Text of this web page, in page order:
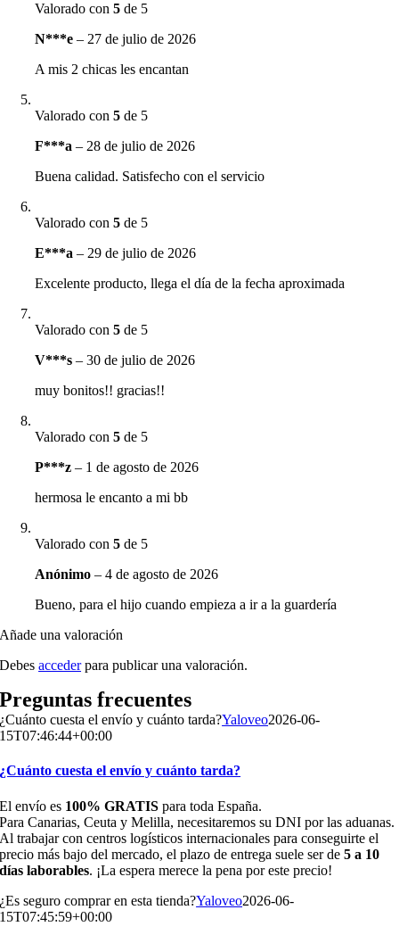
Valorado con5 de 5
N***e– 27 de julio de 2026
A mis 2 chicas les encantan
Valorado con5 de 5
F***a– 28 de julio de 2026
Buena calidad. Satisfecho con el servicio
Valorado con5 de 5
E***a– 29 de julio de 2026
Excelente producto, llega el día de la fecha aproximada
Valorado con5 de 5
V***s– 30 de julio de 2026
muy bonitos!! gracias!!
Valorado con5 de 5
P***z– 1 de agosto de 2026
hermosa le encanto a mi bb
Valorado con5 de 5
Anónimo– 4 de agosto de 2026
Bueno, para el hijo cuando empieza a ir a la guardería
Añade una valoración
Debesaccederpara publicar una valoración.
Preguntas frecuentes
¿Cuánto cuesta el envío y cuánto tarda?Yaloveo2026-06-
15T07:46:44+00:00
¿Cuánto cuesta el envío y cuánto tarda?
El envío es 100% GRATIS para toda España.
Para Canarias, Ceuta y Melilla, necesitaremos su DNI por las aduanas.
Al trabajar con centros logísticos internacionales para conseguirte el
precio más bajo del mercado, el plazo de entrega suele ser de5 a 10
días laborables. ¡La espera merece la pena por este precio!
¿Es seguro comprar en esta tienda?Yaloveo2026-06-
15T07:45:59+00:00